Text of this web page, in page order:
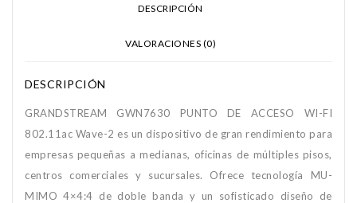
DESCRIPCIÓN
VALORACIONES (0)
DESCRIPCIÓN
GRANDSTREAM GWN7630 PUNTO DE ACCESO WI-FI
802.11ac Wave-2 es un dispositivo de gran rendimiento para
empresas pequeñas a medianas, oficinas de múltiples pisos,
centros comerciales y sucursales. Ofrece tecnología MU-
MIMO 4×4:4 de doble banda y un sofisticado diseño de